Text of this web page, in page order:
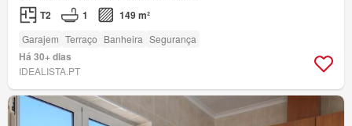
T2 1 149 m²
Garajem Terraço Banheira Segurança
Há 30+ dias
IDEALISTA.PT